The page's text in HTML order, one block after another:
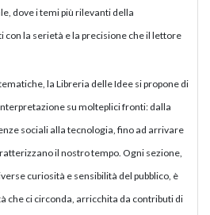
dove i temi più rilevanti della
la serietà e la precisione che il lettore
la Libreria delle Idee si propone di
su molteplici fronti: dalla
sociali alla tecnologia, fino ad arrivare
il nostro tempo. Ogni sezione,
curiosità e sensibilità del pubblico, è
che ci circonda, arricchita da contributi di